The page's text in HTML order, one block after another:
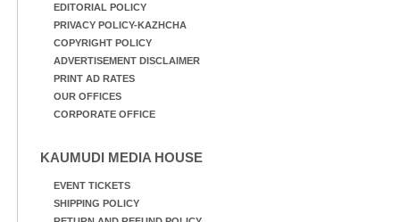
EDITORIAL POLICY
PRIVACY POLICY-KAZHCHA
COPYRIGHT POLICY
ADVERTISEMENT DISCLAIMER
PRINT AD RATES
OUR OFFICES
CORPORATE OFFICE
KAUMUDI MEDIA HOUSE
EVENT TICKETS
SHIPPING POLICY